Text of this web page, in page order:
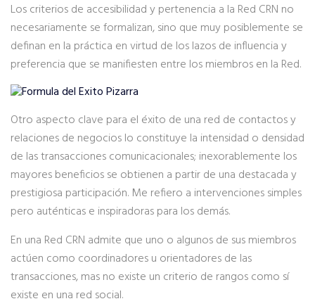
Los criterios de accesibilidad y pertenencia a la Red CRN no
necesariamente se formalizan, sino que muy posiblemente se
definan en la práctica en virtud de los lazos de influencia y
preferencia que se manifiesten entre los miembros en la Red.
Otro aspecto clave para el éxito de una red de contactos y
relaciones de negocios lo constituye la intensidad o densidad
de las transacciones comunicacionales; inexorablemente los
mayores beneficios se obtienen a partir de una destacada y
prestigiosa participación. Me refiero a intervenciones simples
pero auténticas e inspiradoras para los demás.
En una Red CRN admite que uno o algunos de sus miembros
actúen como coordinadores u orientadores de las
transacciones, mas no existe un criterio de rangos como sí
existe en una red social.